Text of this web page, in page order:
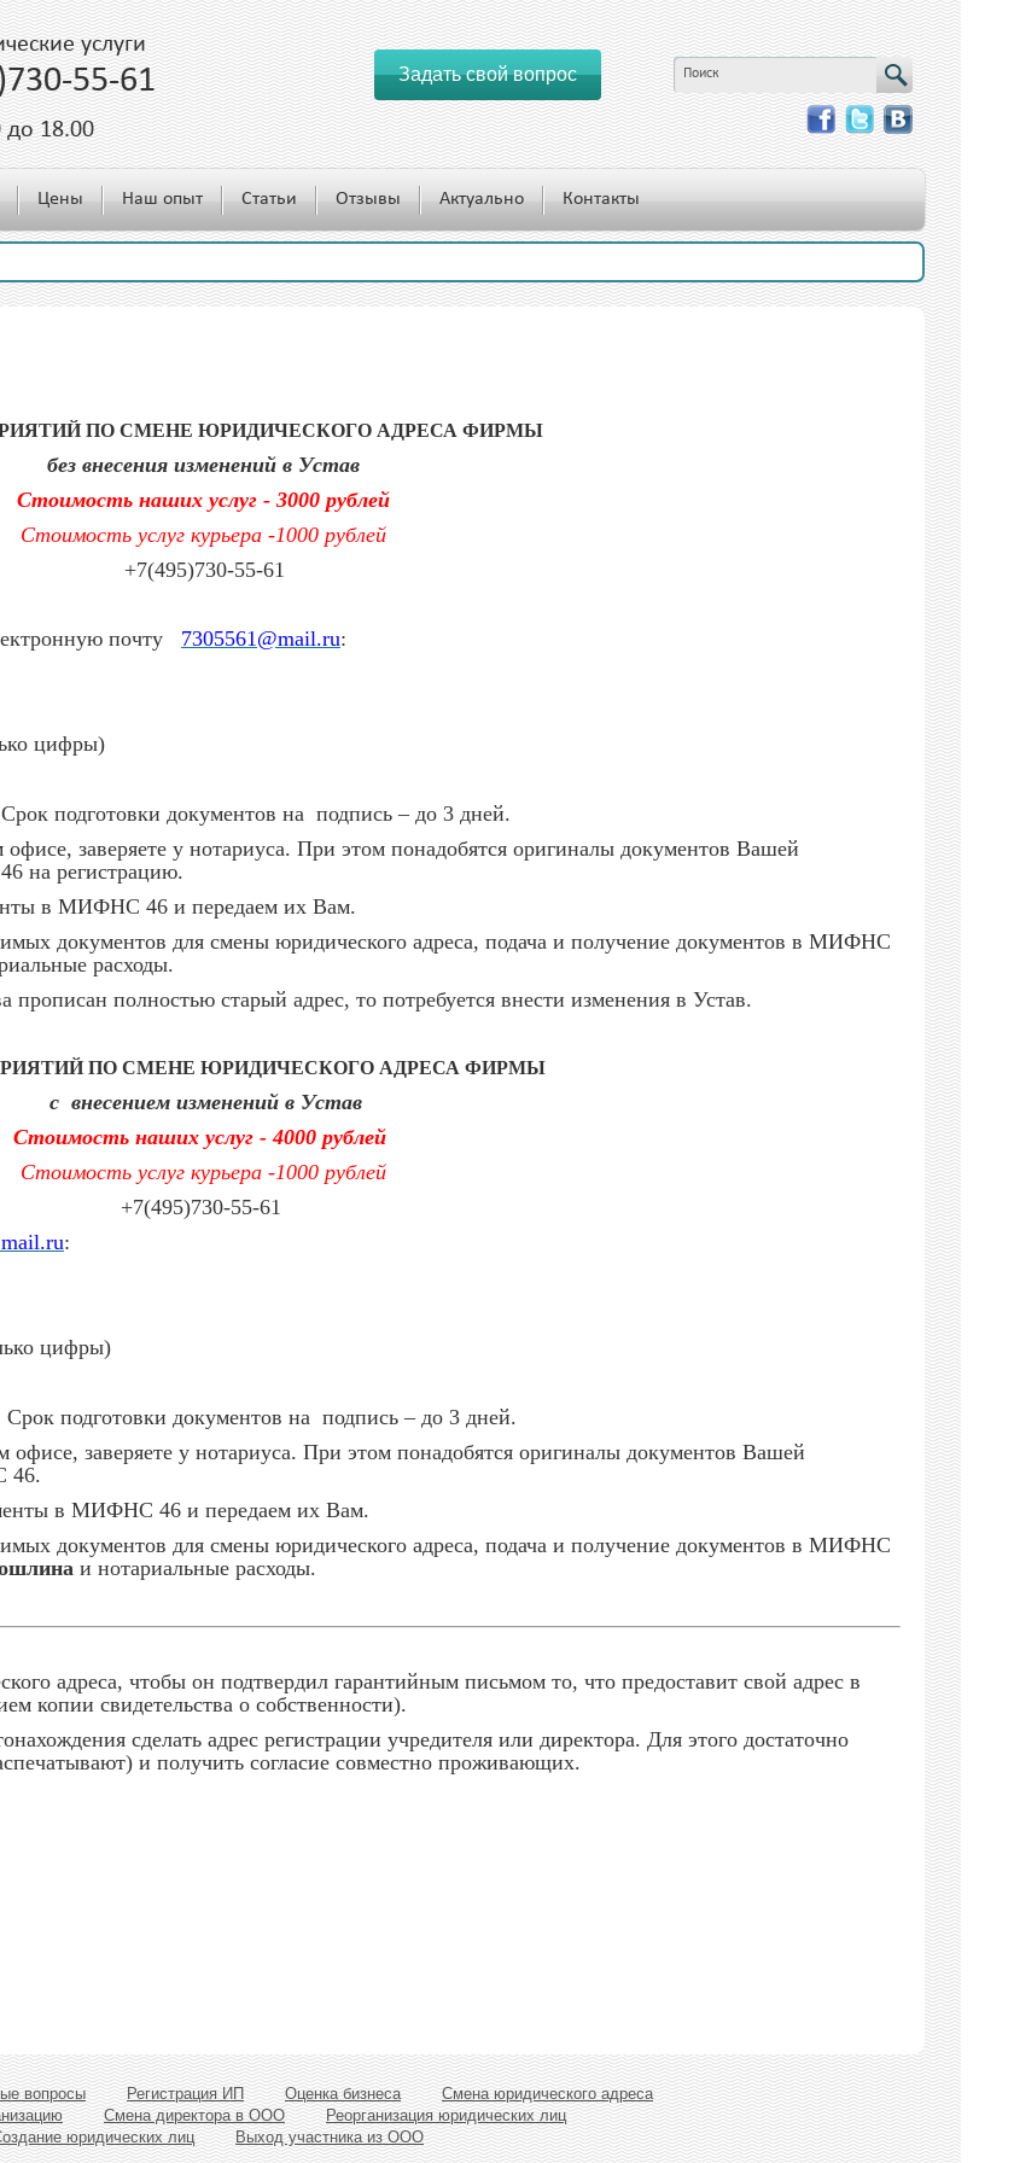
Поиск
Задать свой вопрос
услуги
55-61
до 18.00
Цены Наш опыт Статьи Отзывы Актуально Контакты
ПО СМЕНЕ ЮРИДИЧЕСКОГО АДРЕСА ФИРМЫ
без внесения изменений в Устав
Стоимость наших услуг - 3000 рублей
Стоимость услуг курьера -1000 рублей
+7(495)730-55-61
почту 7305561@mail.ru:
цифры)
подготовки документов на подпись – до 3 дней.
заверяете у нотариуса. При этом понадобятся оригиналы документов Вашей
на регистрацию.
в МИФНС 46 и передаем их Вам.
документов для смены юридического адреса, подача и получение документов в МИФНС
расходы.
полностью старый адрес, то потребуется внести изменения в Устав.
ПО СМЕНЕ ЮРИДИЧЕСКОГО АДРЕСА ФИРМЫ
с внесением изменений в Устав
Стоимость наших услуг - 4000 рублей
Стоимость услуг курьера -1000 рублей
+7(495)730-55-61
:
цифры)
подготовки документов на подпись – до 3 дней.
заверяете у нотариуса. При этом понадобятся оригиналы документов Вашей
46.
в МИФНС 46 и передаем их Вам.
документов для смены юридического адреса, подача и получение документов в МИФНС
и нотариальные расходы.
адреса, чтобы он подтвердил гарантийным письмом то, что предоставит свой адрес в
копии свидетельства о собственности).
сделать адрес регистрации учредителя или директора. Для этого достаточно
и получить согласие совместно проживающих.
вопросы Регистрация ИП Оценка бизнеса
Cмена юридического адреса
Смена директора в ООО
Реорганизация юридических лиц
юридических лиц Выход участника из ООО